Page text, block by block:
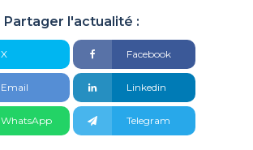
Partager l'actualité :
X Facebook
Email Linkedin
WhatsApp Telegram